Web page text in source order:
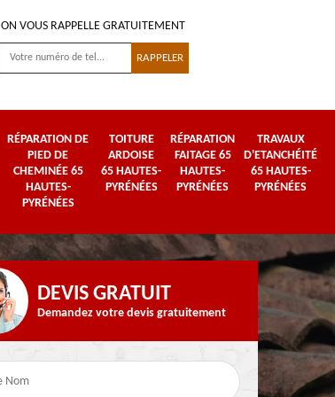
ON VOUS RAPPELLE GRATUITEMENT
RÉPARATION DE
PIED DE
CHEMINÉE 65
HAUTES-
PYRÉNÉES
TOITURE
ARDOISE
65 HAUTES-
PYRÉNÉES
RÉPARATION
FAITAGE 65
HAUTES-
PYRÉNÉES
TRAVAUX
D'ETANCHÉITÉ
65 HAUTES-
PYRÉNÉES
Travaux de zinguerie
Urgence fuite de
toiture 65 Hautes-
DEVIS GRATUIT
Demandez votre devis gratuitement